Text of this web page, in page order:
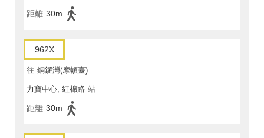
距離 30m
962X
往 銅鑼灣(摩頓臺)
力寶中心, 紅棉路 站
距離 30m